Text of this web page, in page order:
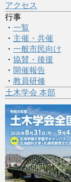
アクセス
行事
・ 一覧
・ 主催・共催
・ 一般市民向け
・ 協賛・後援
・ 開催報告
・ 教員研修
土木学会 本部